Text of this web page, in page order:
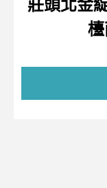
莊頭北金